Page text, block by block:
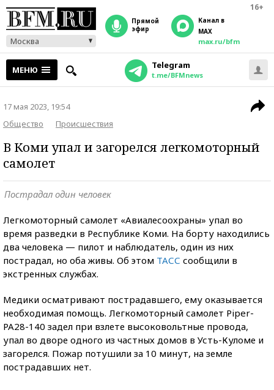
16+
Москва
прямой
эфир
Канал в
MAX
max.ru/bfm
МЕНЮ Telegram
t.me/BFMnews
17 мая 2023, 19:54
Общество
Происшествия
В Коми упал и загорелся легкомоторный
самолет
Пострадал один человек
Легкомоторный самолет «Авиалесоохраны» упал во
время разведки в Республике Коми. На борту находились
два человека — пилот и наблюдатель, один из них
пострадал, но оба живы. Об этом ТАСС сообщили в
экстренных службах.
Медики осматривают пострадавшего, ему оказывается
необходимая помощь. Легкомоторный самолет Piper-
PA28-140 задел при взлете высоковольтные провода,
упал во дворе одного из частных домов в Усть-Куломе и
загорелся. Пожар потушили за 10 минут, на земле
пострадавших нет.